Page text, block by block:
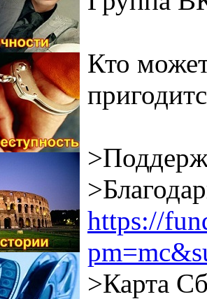
Кто
https://
>Карта